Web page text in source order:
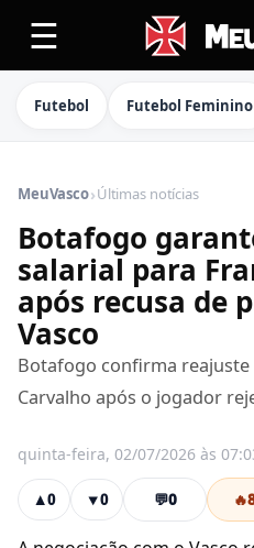
☰
Futebol Futebol Feminino
MeuVasco›Últimas notícias
Botafogo
salarial para
após recusa de
Vasco
Botafogo confirma reajuste
Carvalho após o jogador
quinta-feira, 02/07/2026 às
▲0 ▼0 💬0 🔥